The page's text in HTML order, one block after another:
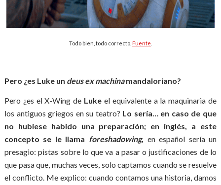
Todo bien, todo correcto. Fuente
Pero ¿es Luke un deus ex machinamandaloriano?
Pero ¿es el X-Wing de Luke el equivalente a la maquinaria de
los antiguos griegos en su teatro? Lo sería… en caso de que
no hubiese habido una preparación; en inglés, a este
concepto se le llama foreshadowing, en español sería un
presagio: pistas sobre lo que va a pasar o justificaciones de lo
que pasa que, muchas veces, solo captamos cuando se resuelve
el conflicto. Me explico: cuando contamos una historia, damos